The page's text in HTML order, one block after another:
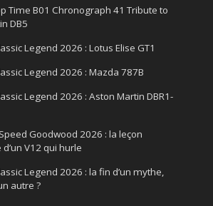
Time B01 Chronograph 41 Tribute to
DB5
Legend 2026 : Lotus Elise GT1
Legend 2026 : Mazda 787B
Legend 2026 : Aston Martin DBR1-
Goodwood 2026 : la leçon
V12 qui hurle
Legend 2026 : la fin d’un mythe,
autre ?